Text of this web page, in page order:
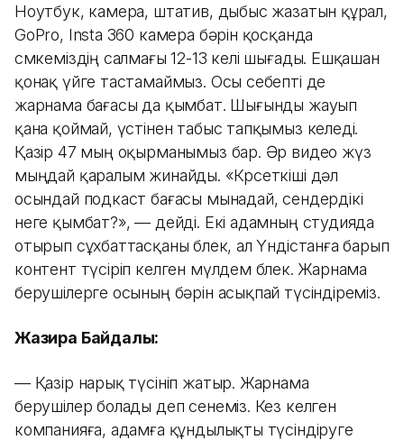
Ноутбук, камера, штатив, дыбыс жазатын құрал,
GoPro, Insta 360 камера бәрін қосқанда
сөмкеміздің салмағы 12-13 келі шығады. Ешқашан
қонақ үйге тастамаймыз. Осы себепті де
жарнама бағасы да қымбат. Шығынды жауып
қана қоймай, үстінен табыс тапқымыз келеді.
Қазір 47 мың оқырманымыз бар. Әр видео жүз
мыңдай қаралым жинайды. «Көрсеткіші дәл
осындай подкаст бағасы мынадай, сендердікі
неге қымбат?», — дейді. Екі адамның студияда
отырып сұхбаттасқаны бөлек, ал Үндістанға барып
контент түсіріп келген мүлдем бөлек. Жарнама
берушілерге осының бәрін асықпай түсіндіреміз.
Жазира Байдалы:
— Қазір нарық түсініп жатыр. Жарнама
берушілер болады деп сенеміз. Кез келген
компанияға, адамға құндылықты түсіндіруге